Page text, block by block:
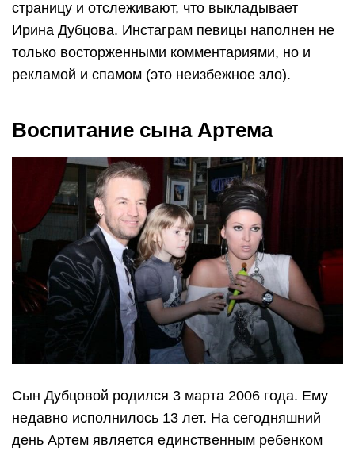
страницу и отслеживают, что выкладывает
Ирина Дубцова. Инстаграм певицы наполнен не
только восторженными комментариями, но и
рекламой и спамом (это неизбежное зло).
Воспитание сына Артема
Сын Дубцовой родился 3 марта 2006 года. Ему
недавно исполнилось 13 лет. На сегодняшний
день Артем является единственным ребенком